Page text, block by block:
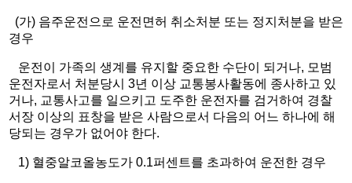
(가) 음주운전으로 운전면허 취소처분 또는 정지처분을 받은
경우
운전이 가족의 생계를 유지할 중요한 수단이 되거나, 모범
운전자로서 처분당시 3년 이상 교통봉사활동에 종사하고 있
거나, 교통사고를 일으키고 도주한 운전자를 검거하여 경찰
서장 이상의 표창을 받은 사람으로서 다음의 어느 하나에 해
당되는 경우가 없어야 한다.
1) 혈중알코올농도가 0.1퍼센트를 초과하여 운전한 경우